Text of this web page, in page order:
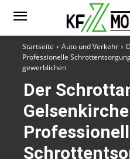
Startseite Auto und Verkehr
Professionelle
gewerblichen
Der